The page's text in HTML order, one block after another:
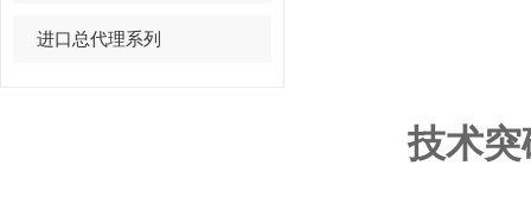
进口总代理系列
技术突